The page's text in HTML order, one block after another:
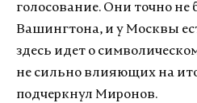
голосование. Они точно не
Вашингтона, и у Москвы
здесь идет о
не сильно влияющих на
подчеркнул Миронов.